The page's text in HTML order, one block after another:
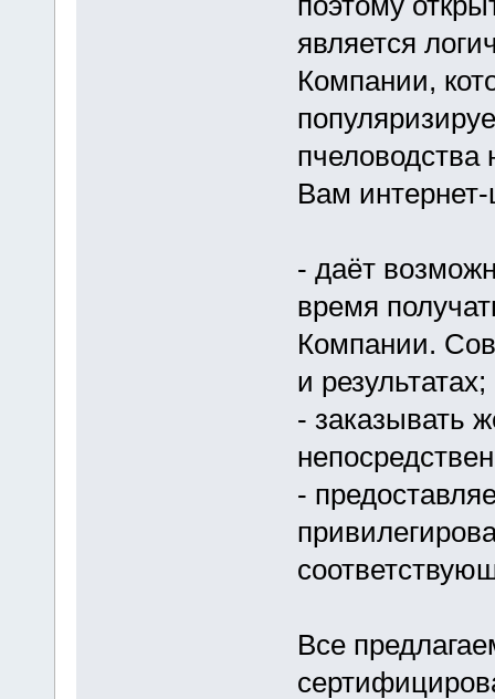
является
Компании,
пчеловодства
Вам
- даёт
время
Компании.
и результатах;
- заказывать
-
Все